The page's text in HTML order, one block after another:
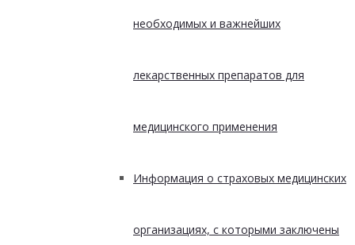
необходимых и важнейших
лекарственных препаратов для
медицинского применения
Информация о страховых медицинских
организациях, с которыми заключены